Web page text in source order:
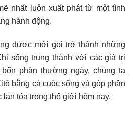
nhất luôn xuất phát từ một tình
hành động.
được mời gọi trở thành những
sống trung thành với các giá trị
phận thường ngày, chúng ta
bằng cả cuộc sống và góp phần
lan tỏa trong thế giới hôm nay.